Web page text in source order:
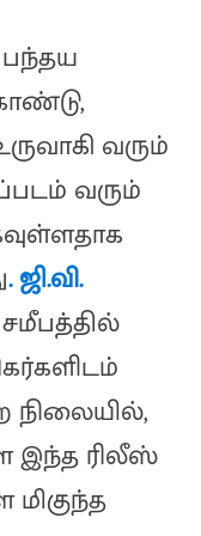
பந்தய
வரும்
வரும்
. ஜி.வி.
நிலையில்,
இந்த ரிலீஸ்